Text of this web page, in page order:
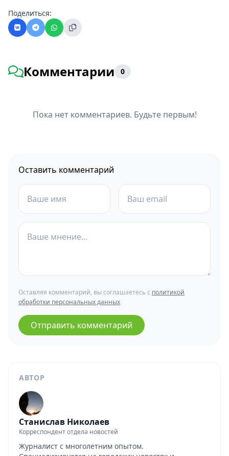
АВТОР
Станислав Николаев
Корреспондент отдела новостей
Журналист с многолетним опытом.
Поделиться:
Комментарии 0
Пока нет комментариев. Будьте первым!
Оставить комментарий
Оставляя комментарий, вы соглашаетесь с политикой
обработки персональных данных
Отправить комментарий